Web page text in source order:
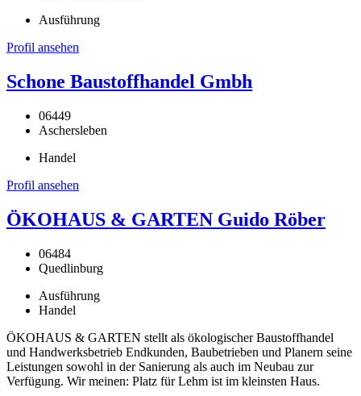
Ausführung
Profil ansehen
Schone Baustoffhandel Gmbh
06449
Aschersleben
Handel
Profil ansehen
ÖKOHAUS & GARTEN Guido Röber
06484
Quedlinburg
Ausführung
Handel
ÖKOHAUS & GARTEN stellt als ökologischer Baustoffhandel
und Handwerksbetrieb Endkunden, Baubetrieben und Planern seine
Leistungen sowohl in der Sanierung als auch im Neubau zur
Verfügung. Wir meinen: Platz für Lehm ist im kleinsten Haus.